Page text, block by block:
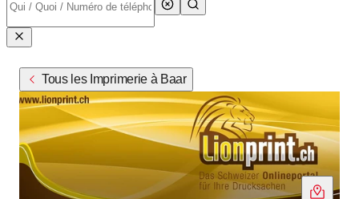
Tous les Imprimerie à Baar